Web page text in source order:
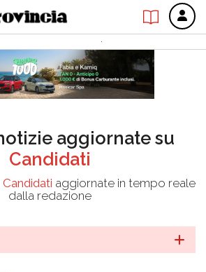
aggiornate su
Candidati
Candidati aggiornate in tempo reale
dalla redazione